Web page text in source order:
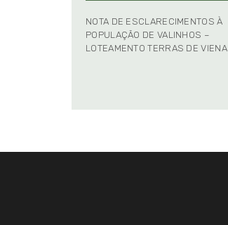
NOTA DE ESCLARECIMENTOS À
POPULAÇÃO DE VALINHOS –
LOTEAMENTO TERRAS DE VIENA